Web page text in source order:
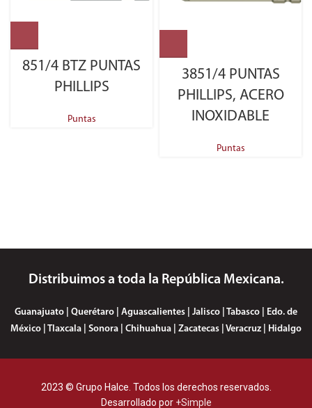
851/4 BTZ PUNTAS
PHILLIPS
Puntas
3851/4 PUNTAS
PHILLIPS, ACERO
INOXIDABLE
Puntas
Distribuimos a toda la República Mexicana.
Guanajuato | Querétaro | Aguascalientes | Jalisco | Tabasco | Edo. de
México | Tlaxcala | Sonora | Chihuahua | Zacatecas | Veracruz | Hidalgo
2023 © Grupo Halce. Todos los derechos reservados.
Desarrollado por +Simple